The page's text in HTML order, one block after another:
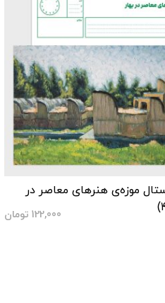
موزه‌‌ی هنرهای معاصر در
122,000 تومان